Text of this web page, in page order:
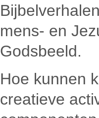
mens- en
Godsbeeld.
Hoe kunnen
creatieve